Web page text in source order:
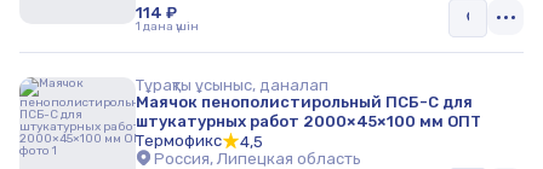
114 ₽
1 дана үшін
Тұрақты ұсыныс, даналап
Маячок пенополистирольный ПСБ-С для
штукатурных работ 2000×45×100 мм ОПТ
Термофикс
4,5
Россия, Липецкая область